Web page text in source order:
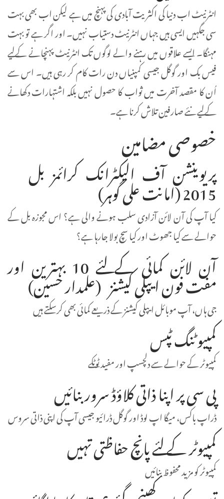
انٹرنیٹ اب دنیا کی اکثریت آبادی کی پہنچ میں ہے لیکن اب بھی بہت
سی جگہیں ایسی ہیں جہاں انٹرنیٹ دستیاب نہیں۔ اور اگر ہے تو بہت
مہنگا۔ ایسے علاقوں میں رہنے والے لوگوں تک انٹرنیٹ پہنچانے کےلیے
فیس بک اور گوگل جیسی کمپنیاں دن رات کام کر رہی ہیں۔ اس سے
اُن کا مقصد آخرت میں ثواب کا حصول نہیں بلکہ اشتہارات دکھانے
کےلیے نئے صارفین تلاش کرنا ہے۔
خصوصی مضامین
پریوینشن آف الیکٹرانک کرائمز بل
2015 (امانت علی گوہر)
کیا آپ کی آن لائن آزادی سلب ہونے والی ہے؟ اس مجوزہ بل کے
حوالے سے کیا جھوٹ اور کیا سچ بولا جارہا ہے؟
آن لائن کمائی کے لئے 10 بہترین اور
مفت فون ایپلی کیشنز (علمدار حسین)
جی ہاں، آپ موبائل ایپلی کیشنز کے ذریعے کمائی بھی کرسکتے ہیں
کمپیوٹنگ ٹپس
کمپیوٹر کے حوالے سے دلچسپ اور مفید ٹوٹکے
پی سی پر اپنا ذاتی کلاؤڈ سرور بنائیں
ڈراپ باکس، میگا اپ لوڈ اور گوگل ڈرائیو جیسی آپ کی اپنی ذاتی سروس
کمپیوٹر کے لئے پانچ حفاظتی تہیں
کمپیوٹر کو مزید محفوظ بنائیں